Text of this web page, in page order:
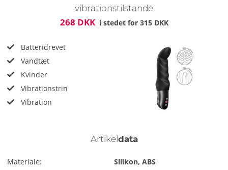
vibrationstilstande
268 DKK i stedet for 315 DKK
Batteridrevet
Vandtæt
Kvinder
Vibrationstrin
Vibration
Artikel data
Materiale:
Silikon, ABS